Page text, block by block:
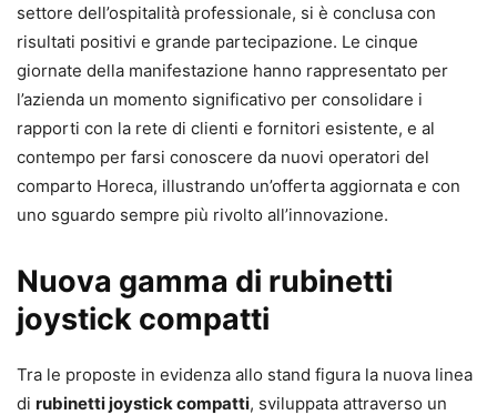
settore dell’ospitalità professionale, si è conclusa con
risultati positivi e grande partecipazione. Le cinque
giornate della manifestazione hanno rappresentato per
l’azienda un momento significativo per consolidare i
rapporti con la rete di clienti e fornitori esistente, e al
contempo per farsi conoscere da nuovi operatori del
comparto Horeca, illustrando un’offerta aggiornata e con
uno sguardo sempre più rivolto all’innovazione.
Nuova gamma di rubinetti
joystick compatti
Tra le proposte in evidenza allo stand figura la nuova linea
di rubinetti joystick compatti, sviluppata attraverso un